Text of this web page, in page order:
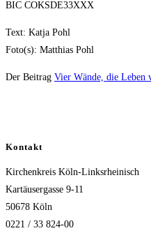
BIC COKSDE33XXX
Text: Katja Pohl
Foto(s): Matthias Pohl
Der Beitrag Vier Wände, die Leben
Kontakt
Kirchenkreis Köln-Linksrheinisch
Kartäusergasse 9-11
50678 Köln
0221 / 33 824-00